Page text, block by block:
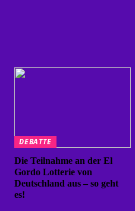
DEBATTE
Die Teilnahme an der El
Gordo Lotterie von
Deutschland aus – so geht
es!